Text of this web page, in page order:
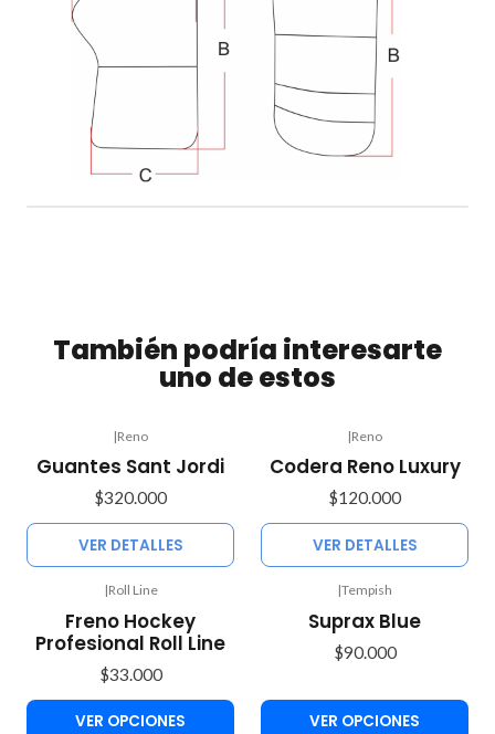
También podría interesarte
uno de estos
|Reno
Guantes Sant Jordi
$320.000
VER DETALLES
|Reno
Codera Reno Luxury
$120.000
VER DETALLES
|Roll Line
Freno Hockey
Profesional Roll Line
$33.000
VER OPCIONES
|Tempish
Suprax Blue
$90.000
VER OPCIONES